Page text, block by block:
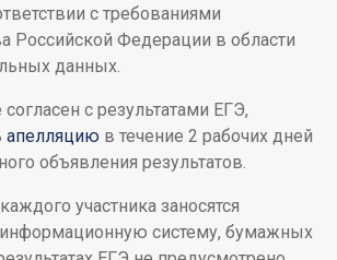
с требованиями
Российской Федерации в области
данных.
согласен с результатами ЕГЭ,
апелляцию в течение 2 рабочих дней
объявления результатов.
участника заносятся
систему, бумажных